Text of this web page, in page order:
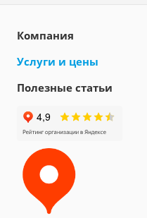
Компания
Услуги и цены
Полезные статьи